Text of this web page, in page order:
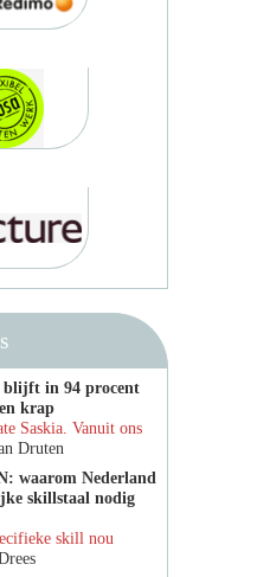
in 94 procent
krap
Saskia. Vanuit ons
Druten
waarom Nederland
skillstaal nodig
skill nou